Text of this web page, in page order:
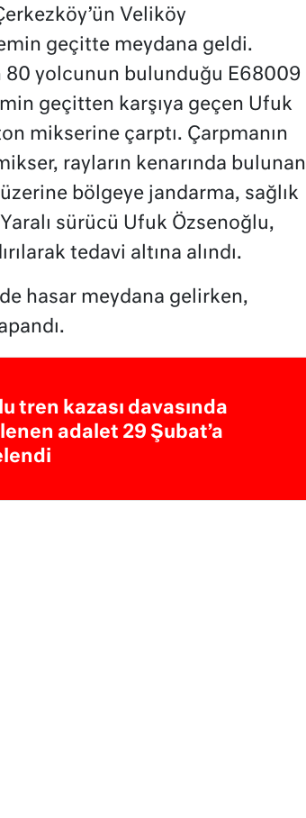
Veliköy
geçitte meydana geldi.
80 yolcunun bulunduğu E68009
geçitten karşıya geçen Ufuk
mikserine çarptı. Çarpmanın
rayların kenarında bulunan
bölgeye jandarma, sağlık
sürücü Ufuk Özsenoğlu,
tedavi altına alındı.
hasar meydana gelirken,
tren kazası davasında
adalet 29 Şubat’a